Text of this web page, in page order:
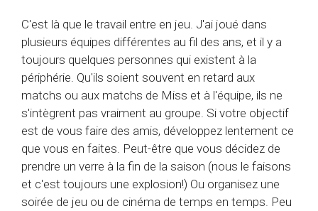
C'est là que le travail entre en jeu. J'ai joué dans
plusieurs équipes différentes au fil des ans, et il y a
toujours quelques personnes qui existent à la
périphérie. Qu'ils soient souvent en retard aux
matchs ou aux matchs de Miss et à l'équipe, ils ne
s'intègrent pas vraiment au groupe. Si votre objectif
est de vous faire des amis, développez lentement ce
que vous en faites. Peut-être que vous décidez de
prendre un verre à la fin de la saison (nous le faisons
et c'est toujours une explosion!) Ou organisez une
soirée de jeu ou de cinéma de temps en temps. Peu